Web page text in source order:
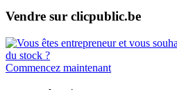
Vendre sur clicpublic.be
Commencez maintenant